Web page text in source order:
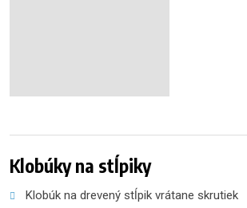
Klobúky na stĺpiky
Klobúk na drevený stĺpik vrátane skrutiek